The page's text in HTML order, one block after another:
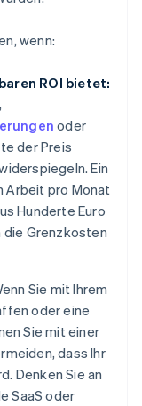
wenn:
ROI bietet:
oder
der Preis
Ein
Arbeit pro Monat
Hunderte Euro
Grenzkosten
Sie mit Ihrem
oder eine
Sie mit einer
dass Ihr
Denken Sie an
SaaS oder